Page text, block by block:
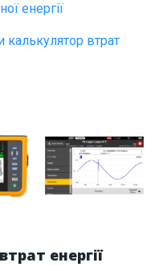
енергії
втрат
енергії